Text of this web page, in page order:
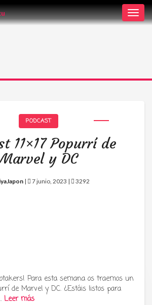
y podcast sobre manga,
y cultura japonesa ツ
PODCAST
11×17 Popurrí de
y DC
| 7 junio, 2023 | 3292
Para esta semana os traemos un
de Marvel y DC. ¿Estáis listos para
Leer más